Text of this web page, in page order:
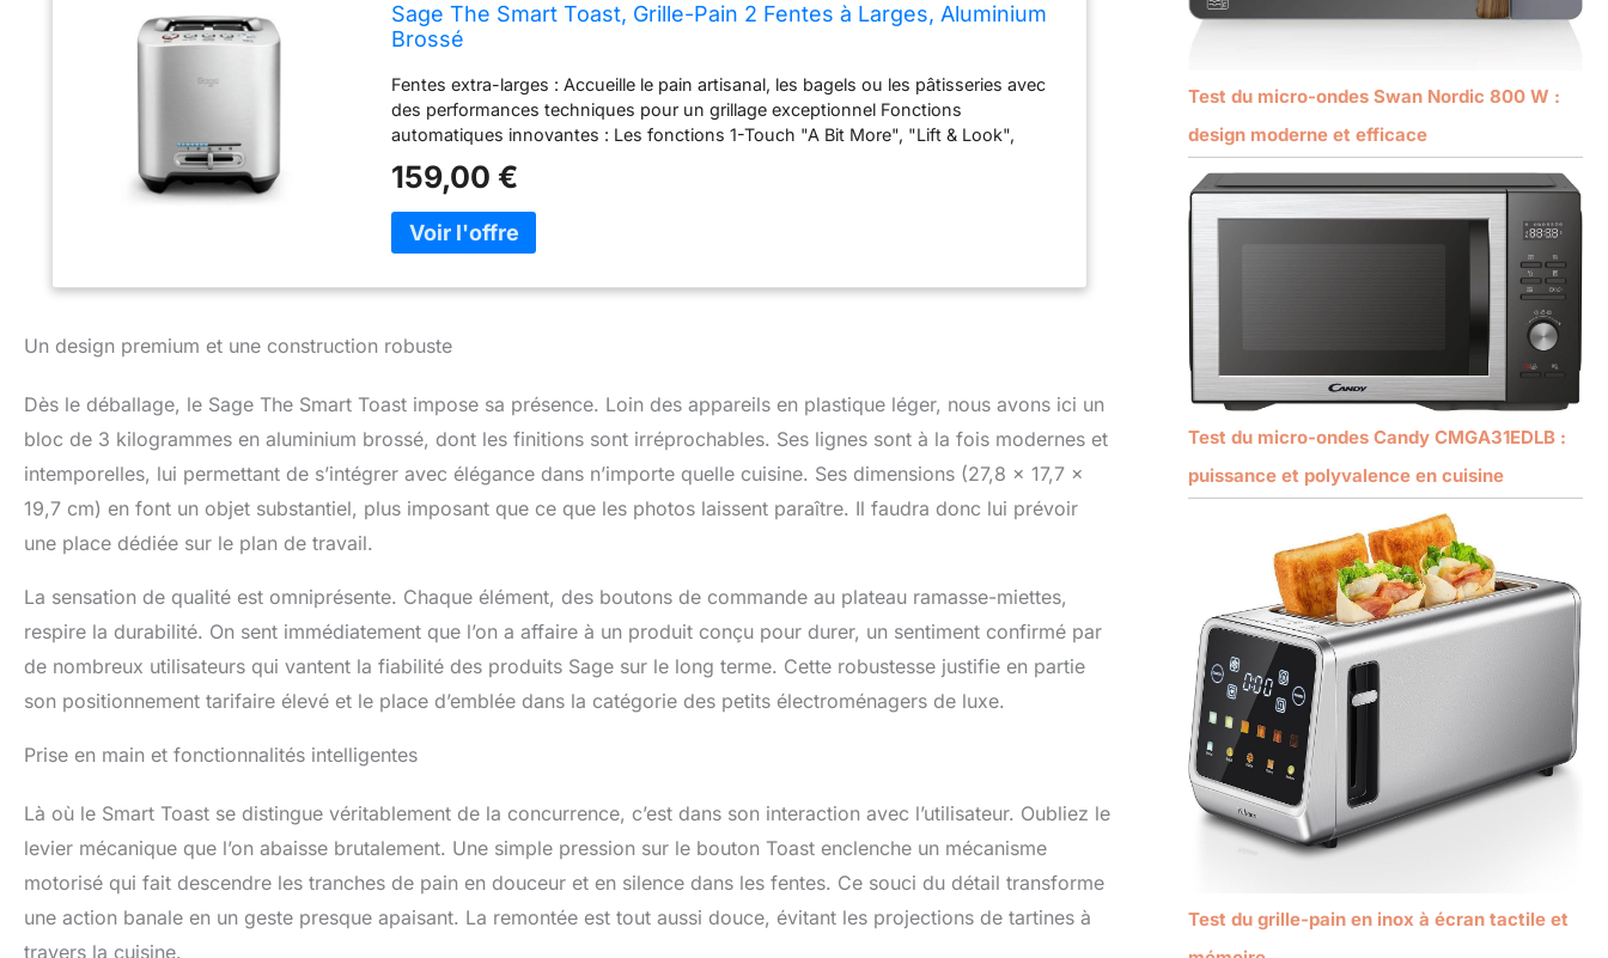
Sage The Smart Toast, Grille-Pain 2 Fentes à Larges, Aluminium
Brossé
Fentes extra-larges : Accueille le pain artisanal, les bagels ou les pâtisseries avec
des performances techniques pour un grillage exceptionnel Fonctions
automatiques innovantes : Les fonctions 1-Touch "A Bit More", "Lift & Look",
les pains artisanaux plus grands, les bagels épais et les pâtisseries denses grâce à
ses fentes plus larges. Commande de brunissement variable : Personnalisez le
niveau de brunissement de vos toasts avec précision à l'aide de la commande
variable, tandis que le témoin lumineux indique la progression Abaissement par
simple pression d'une touche et nettoyage facile : L'abaissement automatique
ramasse-miettes avant qui bascule facilement dans la poubelle
159,00 €
Un design premium et une construction robuste
Dès le déballage, le Sage The Smart Toast impose sa présence. Loin des appareils en plastique léger, nous avons ici un
bloc de 3 kilogrammes en aluminium brossé, dont les finitions sont irréprochables. Ses lignes sont à la fois modernes et
intemporelles, lui permettant de s’intégrer avec élégance dans n’importe quelle cuisine. Ses dimensions (27,8 x 17,7 x
19,7 cm) en font un objet substantiel, plus imposant que ce que les photos laissent paraître. Il faudra donc lui prévoir
une place dédiée sur le plan de travail.
La sensation de qualité est omniprésente. Chaque élément, des boutons de commande au plateau ramasse-miettes,
respire la durabilité. On sent immédiatement que l’on a affaire à un produit conçu pour durer, un sentiment confirmé par
de nombreux utilisateurs qui vantent la fiabilité des produits Sage sur le long terme. Cette robustesse justifie en partie
son positionnement tarifaire élevé et le place d’emblée dans la catégorie des petits électroménagers de luxe.
Prise en main et fonctionnalités intelligentes
Là où le Smart Toast se distingue véritablement de la concurrence, c’est dans son interaction avec l’utilisateur. Oubliez le
levier mécanique que l’on abaisse brutalement. Une simple pression sur le bouton Toast enclenche un mécanisme
motorisé qui fait descendre les tranches de pain en douceur et en silence dans les fentes. Ce souci du détail transforme
une action banale en un geste presque apaisant. La remontée est tout aussi douce, évitant les projections de tartines à
travers la cuisine.
Test du micro-ondes Swan Nordic 800 W :
design moderne et efficace
Test du micro-ondes Candy CMGA31EDLB :
puissance et polyvalence en cuisine
Test du grille-pain en inox à écran tactile et